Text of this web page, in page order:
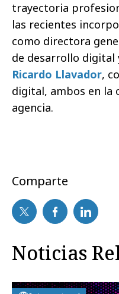
trayectoria
las recientes
como directora
de desarrollo digital
Ricardo Llavador,
digital, ambos en la
agencia.
Comparte
Noticias